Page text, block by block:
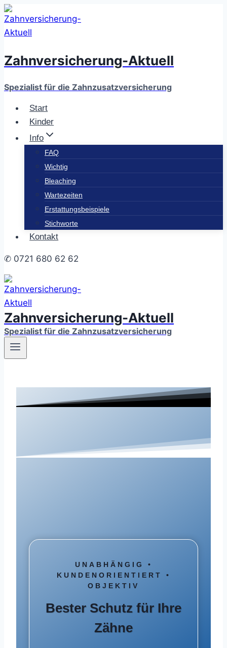
Zum
Inhalt
springen
Zahnversicherung-Aktuell
Spezialist für die Zahnzusatzversicherung
Start
Kinder
Info
FAQ
Wichtig
Bleaching
Wartezeiten
Erstattungsbeispiele
Stichworte
Kontakt
✆ 0721 680 62 62
Zahnversicherung-Aktuell
Spezialist für die Zahnzusatzversicherung
UNABHÄNGIG •
KUNDENORIENTIERT •
OBJEKTIV
Bester Schutz für Ihre
Zähne